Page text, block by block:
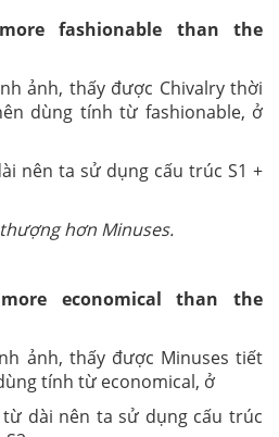
fashionable than the
ảnh, thấy được Chivalry thời
dùng tính từ fashionable, ở
nên ta sử dụng cấu trúc S1 +
hơn Minuses.
economical than the
ảnh, thấy được Minuses tiết
tính từ economical, ở
dài nên ta sử dụng cấu trúc